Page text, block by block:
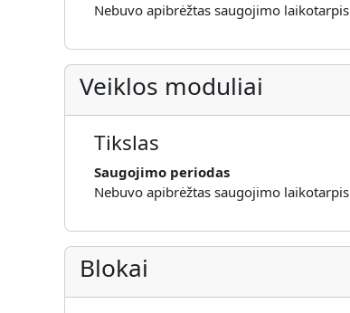
Nebuvo apibrėžtas saugojimo laikotarpis
Veiklos moduliai
Tikslas
Saugojimo periodas
Nebuvo apibrėžtas saugojimo laikotarpis
Blokai